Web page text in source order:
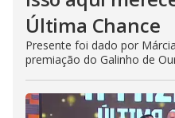
Última Chance
Presente foi dado por
premiação do Galinho de